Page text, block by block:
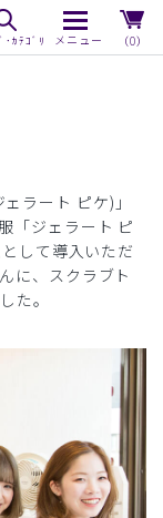
（0）
ラート ピケ)」
「ジェラート ピ
して導入いただ
に、スクラブト
た。